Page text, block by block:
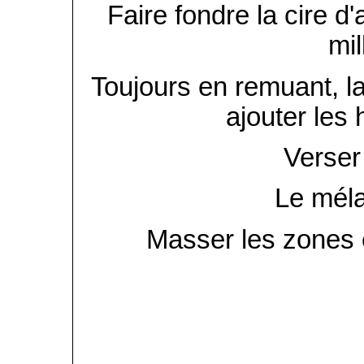
Faire fondre la cire
Toujours en remuant,
ajouter les
Le
Masser les zones